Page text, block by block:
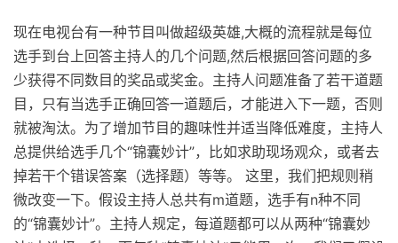
现在电视台有一种节目叫做超级英雄,大概的流程就是每位
选手到台上回答主持人的几个问题,然后根据回答问题的多
少获得不同数目的奖品或奖金。主持人问题准备了若干道题
目，只有当选手正确回答一道题后，才能进入下一题，否则
就被淘汰。为了增加节目的趣味性并适当降低难度，主持人
总提供给选手几个“锦囊妙计”，比如求助现场观众，或者去
掉若干个错误答案（选择题）等等。 这里，我们把规则稍
微改变一下。假设主持人总共有m道题，选手有n种不同
的“锦囊妙计”。主持人规定，每道题都可以从两种“锦囊妙